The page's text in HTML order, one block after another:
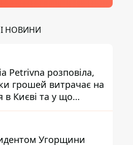
НОВИНИ
Petrivna розповіла,
грошей витрачає на
в Києві та у що
мільйони
Угорщини